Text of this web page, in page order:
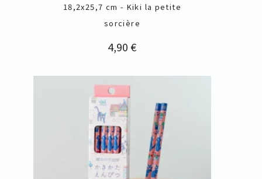
18,2x25,7 cm - Kiki la petite
sorcière
Prix
4,90 €